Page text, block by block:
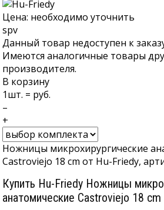
Цена: необходимо уточнить
spv
Данный товар недоступен к
Имеются аналогичные товары
производителя.
В корзину
1шт. = руб.
–
+
Ножницы микрохирургические
Castroviejo 18 cm от Hu-Friedy,
Купить Hu-Friedy Ножницы
анатомические Castroviejo 18 cm